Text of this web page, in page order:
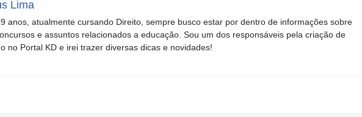
Lima
anos, atualmente cursando Direito, sempre busco estar por dentro de informações sobre
e assuntos relacionados a educação. Sou um dos responsáveis pela criação de
no Portal KD e irei trazer diversas dicas e novidades!